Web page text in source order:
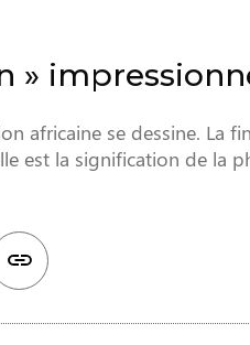
»
africaine se dessine. La
est la signification de la